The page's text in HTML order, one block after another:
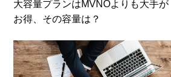
大容量プランはMVNOよりも大手が
お得、その容量は？